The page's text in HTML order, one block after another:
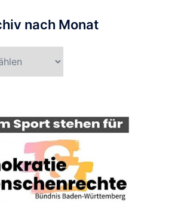
nach Monat